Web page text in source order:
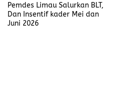
Pemdes Limau Salurkan BLT,
Dan Insentif kader Mei dan
Juni 2026